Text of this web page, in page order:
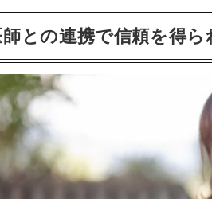
との連携で信頼を得ら